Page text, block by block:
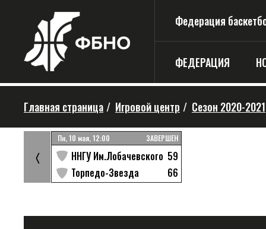
Федерация
ФЕДЕРАЦИЯ
Главная страница / Игровой центр / Сезон 2020-2021
45
Пн, 10 мая, 12:00 ЗАВЕРШЕН
ННГУ Им.Лобачевского 59
Торпедо-Звезда
66
〈